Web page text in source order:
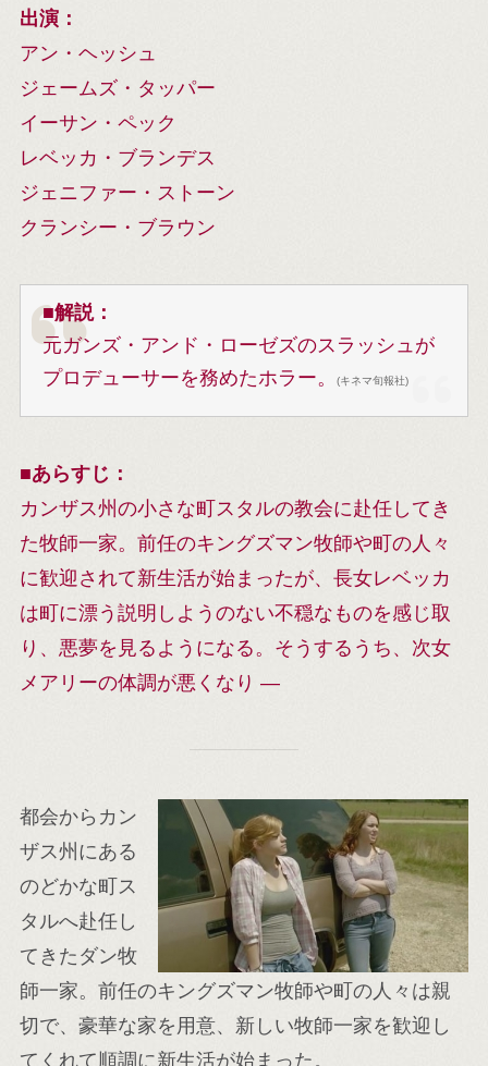
出演：
アン・ヘッシュ
ジェームズ・タッパー
イーサン・ペック
レベッカ・ブランデス
ジェニファー・ストーン
クランシー・ブラウン
■解説：
元ガンズ・アンド・ローゼズのスラッシュが
プロデューサーを務めたホラー。
(キネマ旬報社)
■あらすじ：
カンザス州の小さな町スタルの教会に赴任してき
た牧師一家。前任のキングズマン牧師や町の人々
に歓迎されて新生活が始まったが、長女レベッカ
は町に漂う説明しようのない不穏なものを感じ取
り、悪夢を見るようになる。そうするうち、次女
メアリーの体調が悪くなり ―
都会からカン
ザス州にある
のどかな町ス
タルへ赴任し
てきたダン牧
師一家。前任のキングズマン牧師や町の人々は親
切で、豪華な家を用意、新しい牧師一家を歓迎し
てくれて順調に新生活が始まった。